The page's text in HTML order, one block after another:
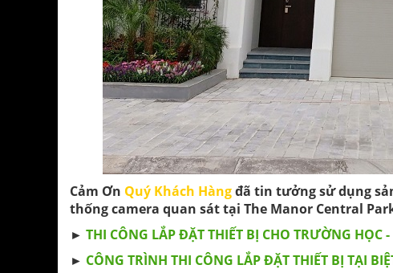
Cảm Ơn Quý Khách Hàngđã tin tưởng sử dụng
thống camera quan sát tại The Manor Central
► THI CÔNG LẮP ĐẶT THIẾT BỊ CHO TRƯỜNG HỌC
► CÔNG TRÌNH THI CÔNG LẮP ĐẶT THIẾT BỊ TẠI